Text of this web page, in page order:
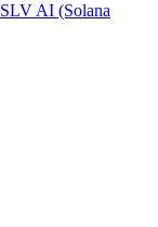
SLV AI (Solana